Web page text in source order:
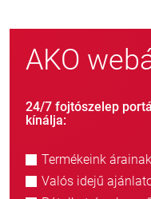
AKO
24/7 fojtószelep
kínálja:
Termékeink
Valós idejű